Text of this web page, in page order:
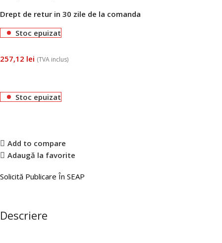
Drept de retur in 30 zile de la comanda
Stoc epuizat
257,12 lei (TVA inclus)
Stoc epuizat
Add to compare
Adaugă la favorite
Solicită Publicare În SEAP
Descriere